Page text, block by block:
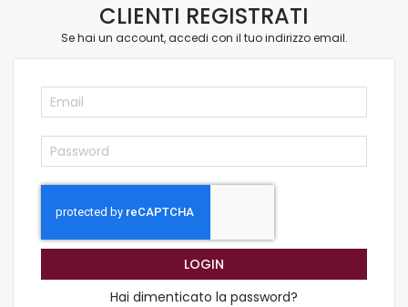
CLIENTI REGISTRATI
Se hai un account, accedi con il tuo indirizzo email.
LOGIN
Hai dimenticato la password?